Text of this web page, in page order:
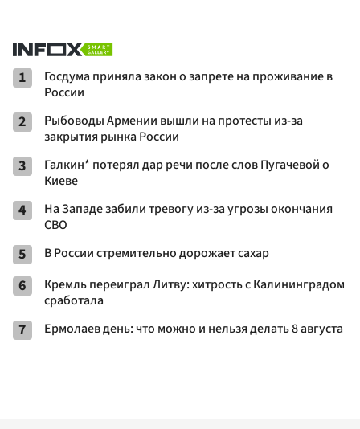
1
Госдума приняла закон о запрете на проживание в
России
2
Рыбоводы Армении вышли на протесты из-за
закрытия рынка России
3
Галкин* потерял дар речи после слов Пугачевой о
Киеве
4
На Западе забили тревогу из-за угрозы окончания
СВО
5 В России стремительно дорожает сахар
6
Кремль переиграл Литву: хитрость с Калининградом
сработала
7 Ермолаев день: что можно и нельзя делать 8 августа